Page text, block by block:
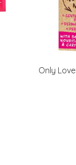
Only